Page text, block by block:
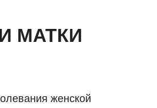
МАТКИ
женской